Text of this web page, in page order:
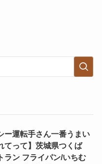
ー運転手さん一番うまい
てって】茨城県つくば
ラン フライパン/いちむ